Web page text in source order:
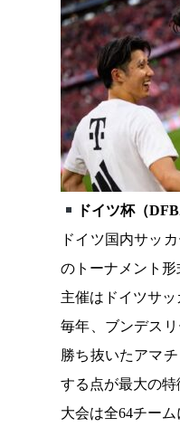
ドイツ杯（
ドイツ国内サッ
のトーナメント
主催はドイツサッ
毎年、ブンデス
勝ち抜いたアマ
する点が最大の特
大会は全64チー